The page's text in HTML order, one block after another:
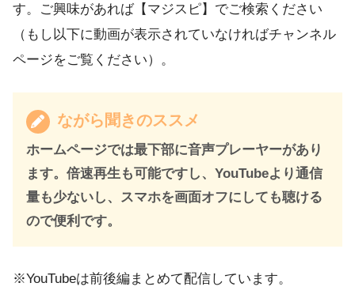
す。ご興味があれば【マジスピ】でご検索ください
（もし以下に動画が表示されていなければチャンネル
ページをご覧ください）。
ながら聞きのススメ
ホームページでは最下部に音声プレーヤーがあり
ます。倍速再生も可能ですし、YouTubeより通信
量も少ないし、スマホを画面オフにしても聴ける
ので便利です。
※YouTubeは前後編まとめて配信しています。